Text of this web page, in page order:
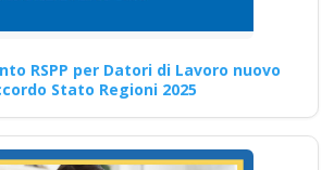
sul lavoro
RSPP per Datori di Lavoro nuovo
Stato Regioni 2025